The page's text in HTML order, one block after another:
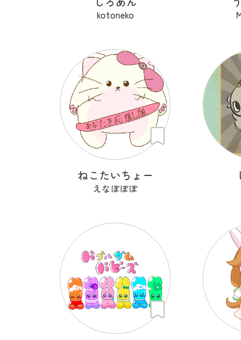
kotoneko
ねこたいちょー
えなぼぼぼ